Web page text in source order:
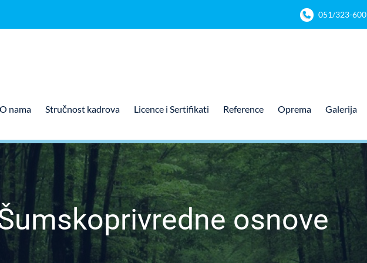
051/323-600
O nama Stručnost kadrova Licence i Sertifikati Reference Oprema Galerija
osnove